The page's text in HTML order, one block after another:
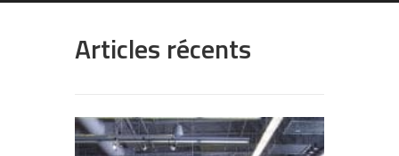
Articles récents